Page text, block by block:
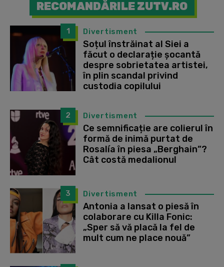
RECOMANDĂRILE ZUTV.RO
1 Divertisment
Soțul înstrăinat al Siei a
făcut o declarație șocantă
despre sobrietatea artistei,
în plin scandal privind
custodia copilului
2 Divertisment
Ce semnificație are colierul în
formă de inimă purtat de
Rosalía în piesa „Berghain”?
Cât costă medalionul
3 Divertisment
Antonia a lansat o piesă în
colaborare cu Killa Fonic:
„Sper să vă placă la fel de
mult cum ne place nouă”